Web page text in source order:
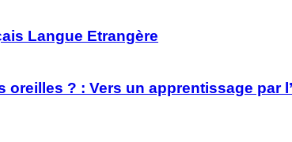
Langue Etrangère
oreilles ? : Vers un apprentissage par